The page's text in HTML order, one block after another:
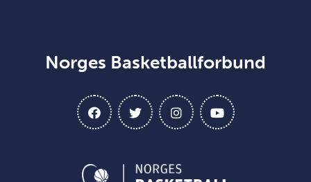
Norges Basketballforbund